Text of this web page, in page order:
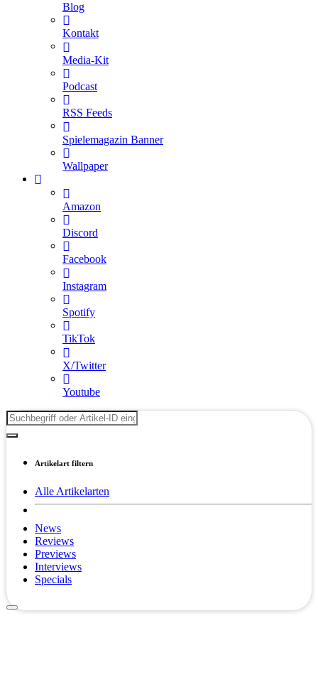
Blog
Kontakt
Media-Kit
Podcast
RSS Feeds
Spielemagazin Banner
Wallpaper
Amazon
Discord
Facebook
Instagram
Spotify
TikTok
X/Twitter
Youtube
Artikelart filtern
Alle Artikelarten
News
Reviews
Previews
Interviews
Specials